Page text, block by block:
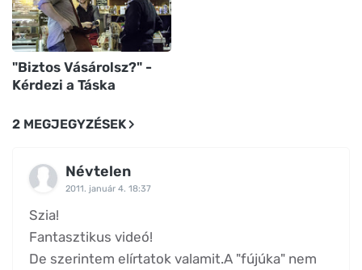
"Biztos Vásárolsz?" -
Kérdezi a Táska
2 MEGJEGYZÉSEK
Névtelen
2011. január 4. 18:37
Szia!
Fantasztikus videó!
De szerintem elírtatok valamit.A "fújúka" nem